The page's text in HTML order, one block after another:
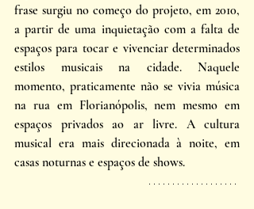
frase surgiu no começo do projeto, em 2010,
a partir de uma inquietação com a falta de
espaços para tocar e vivenciar determinados
estilos musicais na cidade. Naquele
momento, praticamente não se vivia música
na rua em Florianópolis, nem mesmo em
espaços privados ao ar livre. A cultura
musical era mais direcionada à noite, em
casas noturnas e espaços de shows.